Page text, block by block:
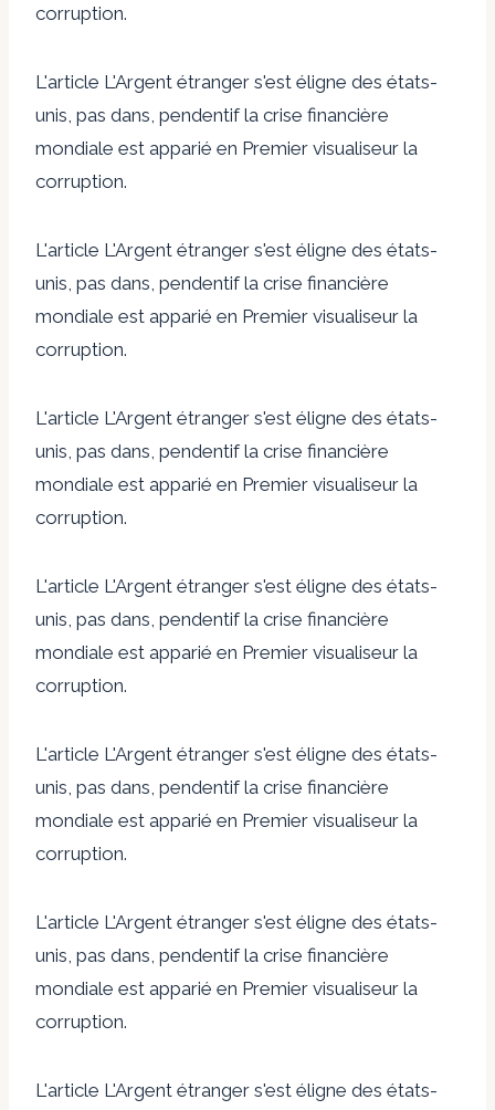
corruption.
L'article L'Argent étranger s'est éligne des états-
unis, pas dans, pendentif la crise financière
mondiale est apparié en Premier visualiseur la
corruption.
L'article L'Argent étranger s'est éligne des états-
unis, pas dans, pendentif la crise financière
mondiale est apparié en Premier visualiseur la
corruption.
L'article L'Argent étranger s'est éligne des états-
unis, pas dans, pendentif la crise financière
mondiale est apparié en Premier visualiseur la
corruption.
L'article L'Argent étranger s'est éligne des états-
unis, pas dans, pendentif la crise financière
mondiale est apparié en Premier visualiseur la
corruption.
L'article L'Argent étranger s'est éligne des états-
unis, pas dans, pendentif la crise financière
mondiale est apparié en Premier visualiseur la
corruption.
L'article L'Argent étranger s'est éligne des états-
unis, pas dans, pendentif la crise financière
mondiale est apparié en Premier visualiseur la
corruption.
L'article L'Argent étranger s'est éligne des états-